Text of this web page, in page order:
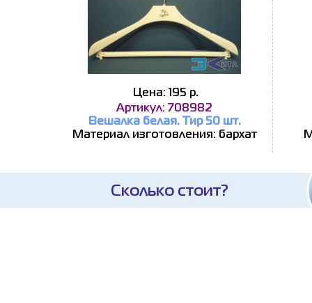
Цена: 195 р.
Артикул: 708982
Вешалка белая. Тир 50 шт.
Материал изготовления: бархат
Сколько стоит?